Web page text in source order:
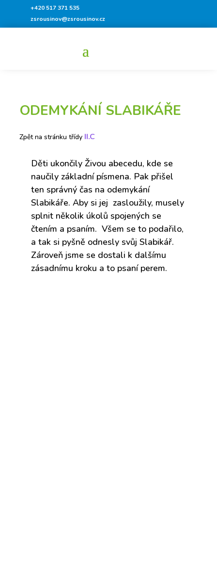
+420 517 371 535
zsrousinov@zsrousinov.cz
ODEMYKÁNÍ SLABIKÁŘE
Zpět na stránku třídy II.C
Děti ukončily Živou abecedu, kde se
naučily základní písmena. Pak přišel
ten správný čas na odemykání
Slabikáře. Aby si jej zasloužily, musely
splnit několik úkolů spojených se
čtením a psaním. Všem se to podařilo,
a tak si pyšně odnesly svůj Slabikář.
Zároveň jsme se dostali k dalšímu
zásadnímu kroku a to psaní perem.